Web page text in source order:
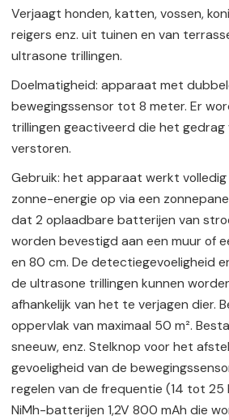
Verjaagt honden, katten, vossen,
reigers enz. uit tuinen en van
ultrasone trillingen.
Doelmatigheid: apparaat met
bewegingssensor tot 8 meter. Er
trillingen geactiveerd die het gedrag
verstoren.
Gebruik: het apparaat werkt
zonne-energie op via een
dat 2 oplaadbare batterijen van
worden bevestigd aan een muur of
en 80 cm. De detectiegevoeligheid
de ultrasone trillingen kunnen
afhankelijk van het te verjagen dier.
oppervlak van maximaal 50 m².
sneeuw, enz. Stelknop voor het
gevoeligheid van de
regelen van de frequentie (14 tot 25
NiMh-batterijen 1,2V 800 mAh die